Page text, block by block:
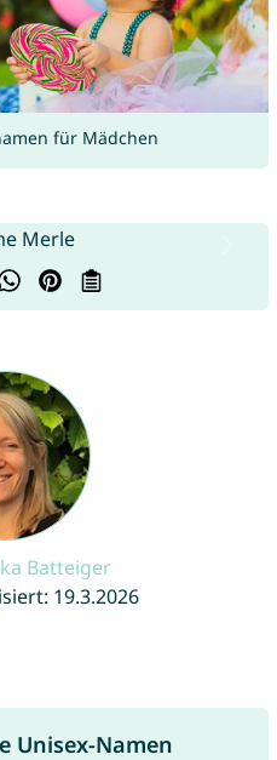
für Mädchen
Batteiger
19.3.2026
Unisex-Namen